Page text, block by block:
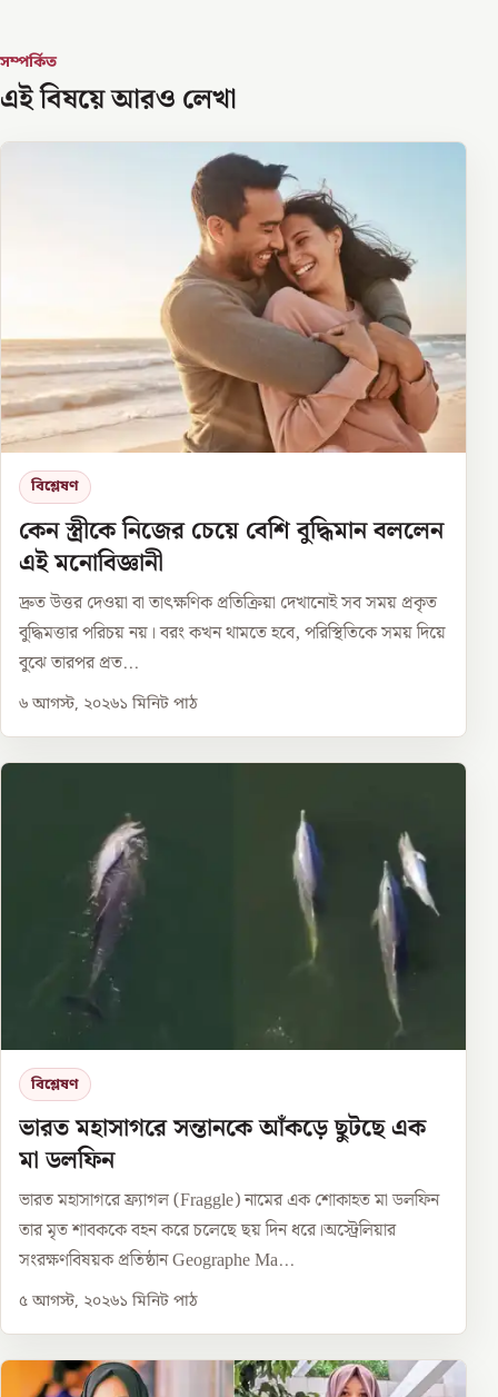
সম্পর্কিত
এই বিষয়ে আরও লেখা
বিশ্লেষণ
কেন স্ত্রীকে নিজের চেয়ে বেশি বুদ্ধিমান বললেন
এই মনোবিজ্ঞানী
দ্রুত উত্তর দেওয়া বা তাৎক্ষণিক প্রতিক্রিয়া দেখানোই সব সময় প্রকৃত
বুদ্ধিমত্তার পরিচয় নয়। বরং কখন থামতে হবে, পরিস্থিতিকে সময় দিয়ে
বুঝে তারপর প্রত...
৬ আগস্ট, ২০২৬১ মিনিট পাঠ
বিশ্লেষণ
ভারত মহাসাগরে সন্তানকে আঁকড়ে ছুটছে এক
মা ডলফিন
ভারত মহাসাগরে ফ্র্যাগল (Fraggle) নামের এক শোকাহত মা ডলফিন
তার মৃত শাবককে বহন করে চলেছে ছয় দিন ধরে।অস্ট্রেলিয়ার
সংরক্ষণবিষয়ক প্রতিষ্ঠান Geographe Ma...
৫ আগস্ট, ২০২৬১ মিনিট পাঠ